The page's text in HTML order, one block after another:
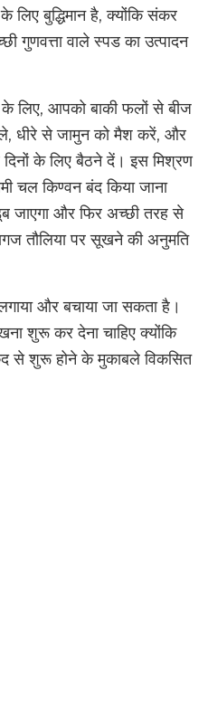
बुद्धिमान है, क्योंकि संकर
वाले स्पड का उत्पादन
आपको बाकी फलों से बीज
धीरे से जामुन को मैश करें, और
दिनों के लिए बैठने दें। इस मिश्रण
चल किण्वन बंद किया जाना
जाएगा और फिर अच्छी तरह से
तौलिया पर सूखने की अनुमति
और बचाया जा सकता है।
शुरू कर देना चाहिए क्योंकि
से शुरू होने के मुकाबले विकसित